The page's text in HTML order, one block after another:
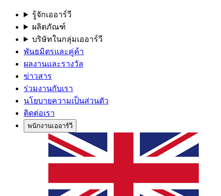
รู้จักเออาร์วี
ผลิตภัณฑ์
บริษัทในกลุ่มเออาร์วี
พันธมิตรและคู่ค้า
ผลงานและรางวัล
ข่าวสาร
ร่วมงานกับเรา
นโยบายความเป็นส่วนตัว
ติดต่อเรา
พนักงานเออาร์วี